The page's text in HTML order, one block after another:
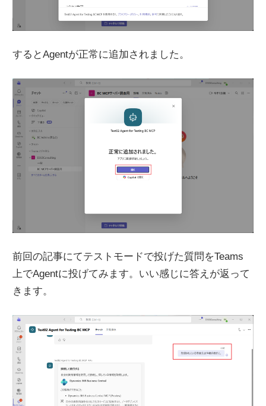
するとAgentが正常に追加されました。
前回の記事にてテストモードで投げた質問をTeams
上でAgentに投げてみます。いい感じに答えが返って
きます。